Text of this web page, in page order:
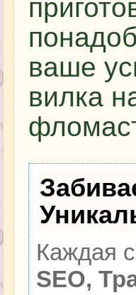
ваше
вилка
Каждая
SEO,